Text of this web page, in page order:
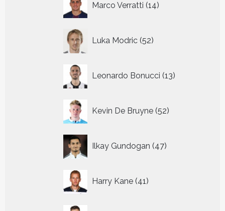
Marco Verratti 14
producten
Luka Modric 52
producten
Leonardo Bonucci 13
producten
Kevin De Bruyne 52
producten
Ilkay Gundogan 47
producten
Harry Kane 41
producten